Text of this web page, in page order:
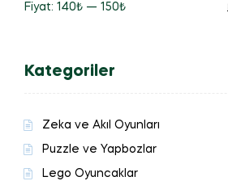
Fiyat: 140₺ — 150₺
Kategoriler
Zeka ve Akıl Oyunları
Puzzle ve Yapbozlar
Lego Oyuncaklar